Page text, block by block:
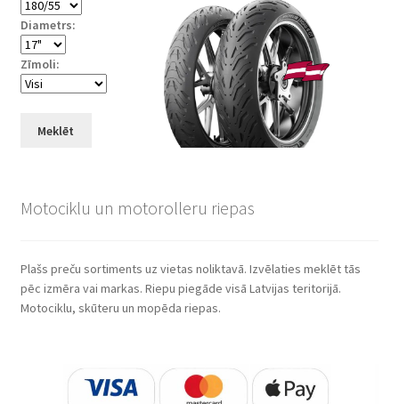
Diametrs:
Zīmoli:
Meklēt
Motociklu un motorolleru riepas
Plašs preču sortiments uz vietas noliktavā. Izvēlaties meklēt tās
pēc izmēra vai markas. Riepu piegāde visā Latvijas teritorijā.
Motociklu, skūteru un mopēda riepas.